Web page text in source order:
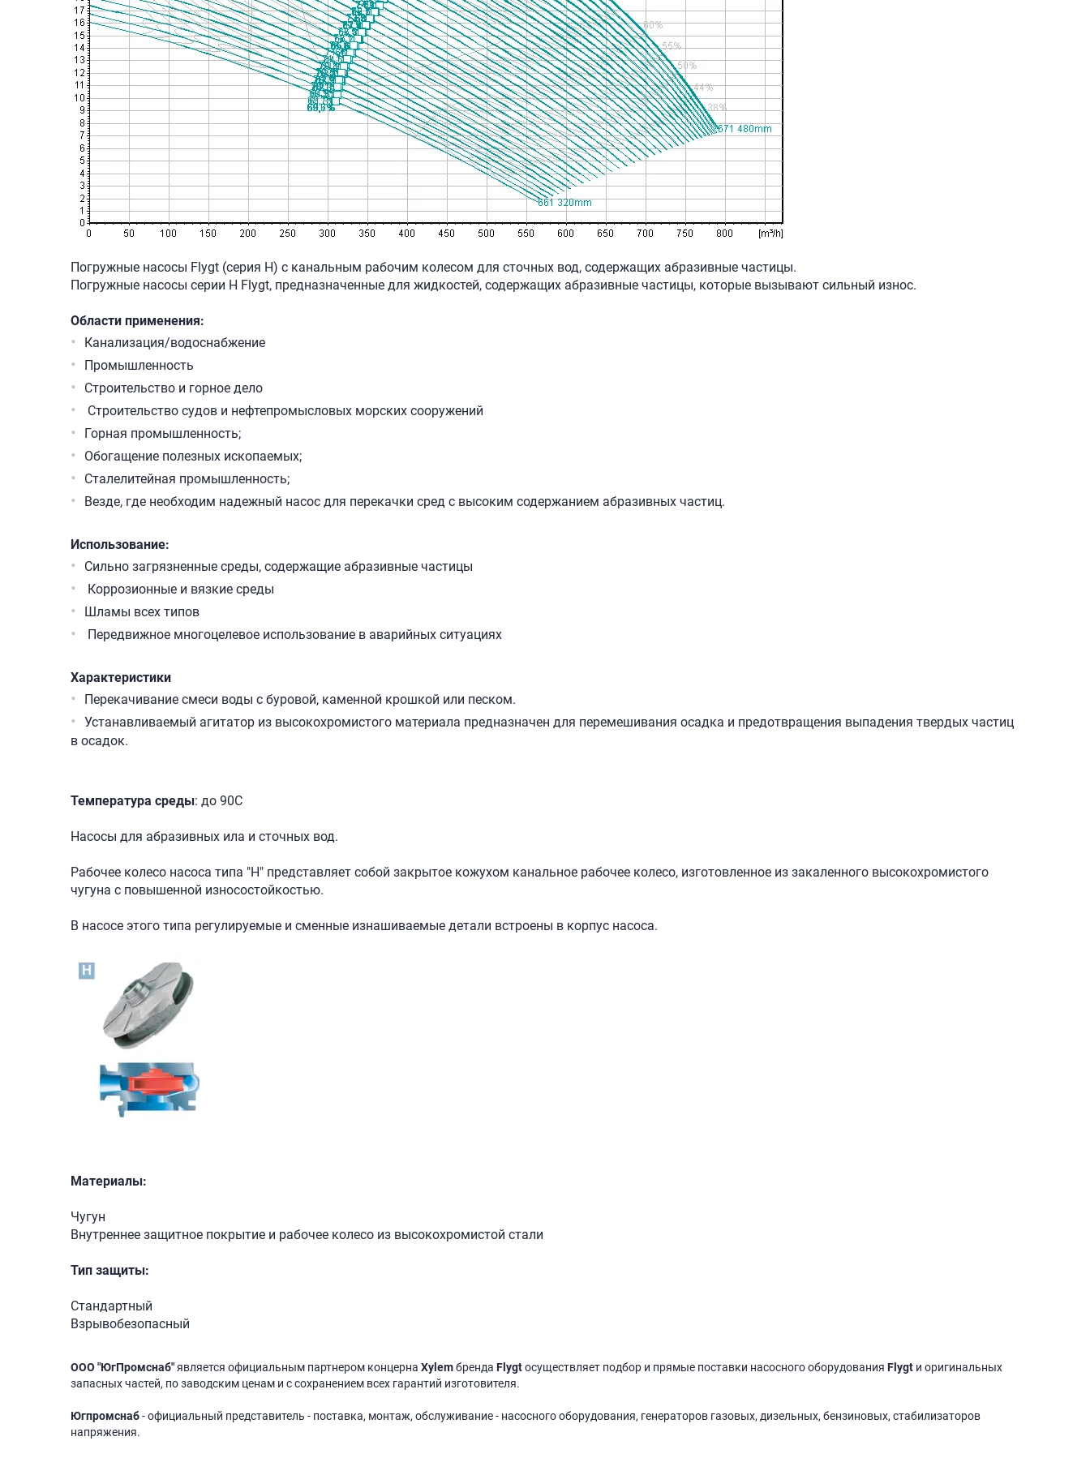
Погружные насосы Flygt (серия H) с канальным рабочим колесом для сточных вод, содержащих абразивные частицы.
Погружные насосы серии H Flygt, предназначенные для жидкостей, содержащих абразивные частицы, которые вызывают сильный износ.
Области применения:
Канализация/водоснабжение
Промышленность
Строительство и горное дело
Строительство судов и нефтепромысловых морских сооружений
Горная промышленность;
Обогащение полезных ископаемых;
Сталелитейная промышленность;
Везде, где необходим надежный насос для перекачки сред с высоким содержанием абразивных частиц.
Использование:
Сильно загрязненные среды, содержащие абразивные частицы
Коррозионные и вязкие среды
Шламы всех типов
Передвижное многоцелевое использование в аварийных ситуациях
Характеристики
Перекачивание смеси воды с буровой, каменной крошкой или песком.
Устанавливаемый агитатор из высокохромистого материала предназначен для перемешивания осадка и предотвращения выпадения твердых частиц
в осадок.
Температура среды: до 90С
Насосы для абразивных ила и сточных вод.
Рабочее колесо насоса типа "Н" представляет собой закрытое кожухом канальное рабочее колесо, изготовленное из закаленного высокохромистого
чугуна с повышенной износостойкостью.
В насосе этого типа регулируемые и сменные изнашиваемые детали встроены в корпус насоса.
Материалы:
Чугун
Внутреннее защитное покрытие и рабочее колесо из высокохромистой стали
Тип защиты:
Стандартный
Взрывобезопасный
ООО "ЮгПромснаб"является официальным партнером концерна Xylemбренда Flygtосуществляет подбор и прямые поставки насосного оборудования Flygt и оригинальных
запасных частей, по заводским ценам и с сохранением всех гарантий изготовителя.
Югпромснаб- официальный представитель - поставка, монтаж, обслуживание - насосного оборудования, генераторов газовых, дизельных, бензиновых, стабилизаторов
напряжения.